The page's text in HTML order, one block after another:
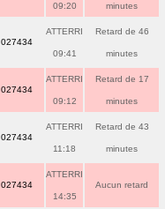
09:20 minutes
027434
ATTERRI
09:41
Retard de 46
minutes
027434
ATTERRI
09:12
Retard de 17
minutes
027434
ATTERRI
11:18
Retard de 43
minutes
027434
ATTERRI
14:35
Aucun retard